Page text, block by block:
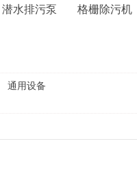
潜水排污泵 格栅除污机
通用设备